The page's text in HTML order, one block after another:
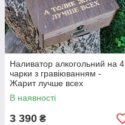
Наливатор алкогольний на 4
чарки з гравіюванням -
Жарит лучше всех
В наявності
3 390 ₴